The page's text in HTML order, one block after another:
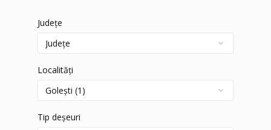
Județe
Localități
Tip deșeuri